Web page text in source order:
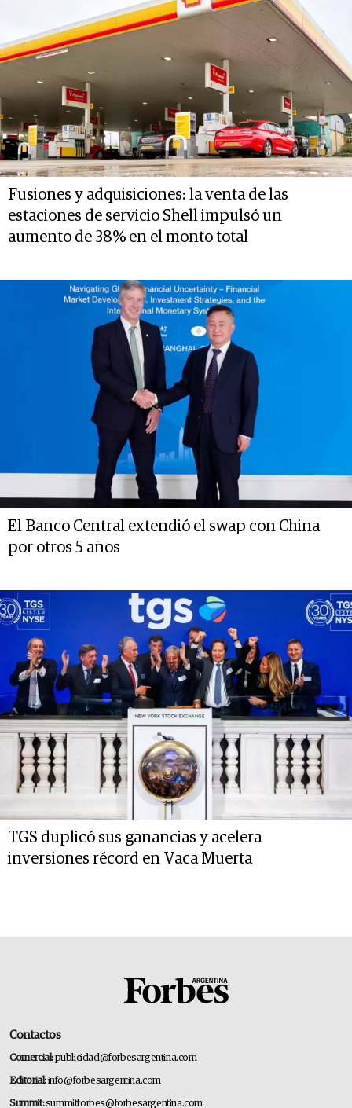
Fusiones y adquisiciones: la venta de las
estaciones de servicio Shell impulsó un
aumento de 38% en el monto total
El Banco Central extendió el swap con China
por otros 5 años
TGS duplicó sus ganancias y acelera
inversiones récord en Vaca Muerta
Contactos
Comercial:publicidad@forbesargentina.com
Editorial:info@forbesargentina.com
Summit:summitforbes@forbesargentina.com